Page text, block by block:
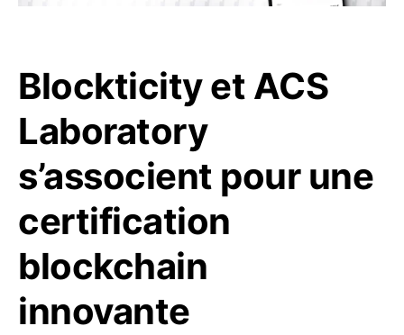
Blockticity et ACS
Laboratory
s’associent pour une
certification
blockchain
innovante